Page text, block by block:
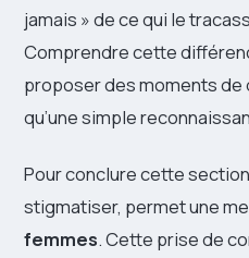
jamais » de ce qui le
Comprendre cette
proposer des moments de
qu’une simple
Pour conclure cette
stigmatiser, permet une
femmes. Cette prise de